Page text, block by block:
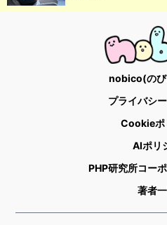
nobico(の
プライバシ
Cookieポ
AIポリ
PHP研究所コー
著者